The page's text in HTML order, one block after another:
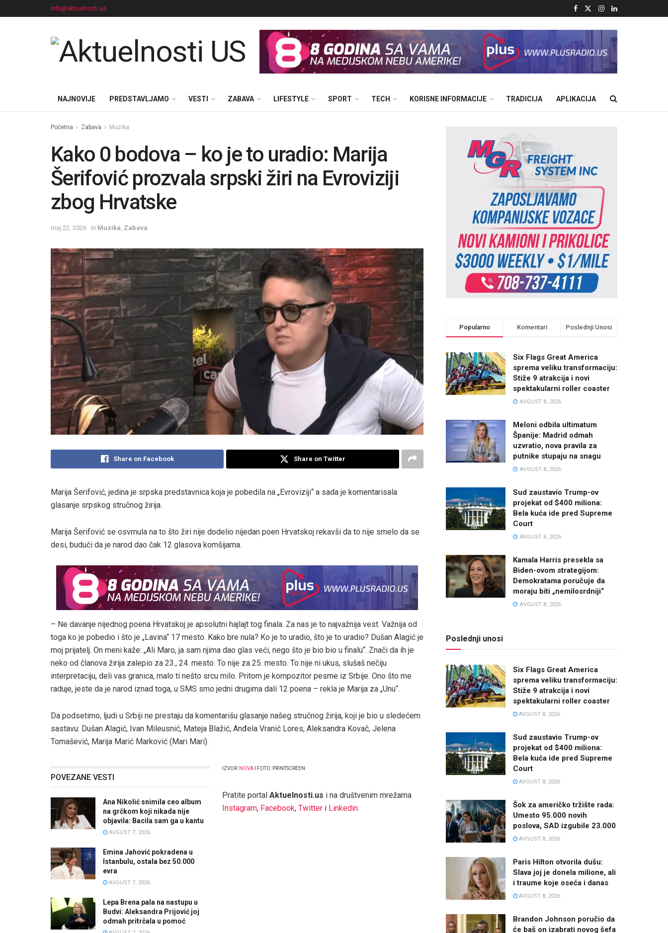
info@aktuelnosti.us
NAJNOVIJE PREDSTAVLJAMO VESTI ZABAVA LIFESTYLE SPORT TECH KORISNE INFORMACIJE TRADICIJA APLIKACIJA
Početna Zabava Muzika
Kako 0 bodova – ko je to uradio: Marija
Šerifović prozvala srpski žiri na Evroviziji
zbog Hrvatske
maj 22, 2026 in Muzika Zabava
Share on Facebook Share on Twitter
Marija Šerifović, jedina je srpska predstavnica koja je pobedila na „Evroviziji“ a sada je komentarisala
glasanje srpskog stručnog žirija.
Marija Šerifović se osvrnula na to što žiri nije dodelio nijedan poen Hrvatskoj rekavši da to nije smelo da se
desi, budući da je narod dao čak 12 glasova komšijama.
– Ne davanje nijednog poena Hrvatskoj je apsolutni hajlajt tog finala. Za nas je to najvažnija vest. Važnija od
toga ko je pobedio i što je „Lavina“ 17 mesto. Kako bre nula? Ko je to uradio, što je to uradio? Dušan Alagić je
moj prijatelj. On meni kaže: „Ali Maro, ja sam njima dao glas veći, nego što je bio bio u finalu“. Znači da ih je
neko od članova žirija zalepio za 23., 24. mesto. To nije za 25. mesto. To nije ni ukus, slušaš nečiju
interpretaciju, deli vas granica, malo ti nešto srcu milo. Pritom je kompozitor pesme iz Srbije. Ono što me
raduje, jeste da je narod iznad toga, u SMS smo jedni drugima dali 12 poena – rekla je Marija za „Unu“.
Da podsetimo, ljudi u Srbiji ne prestaju da komentarišu glasanje našeg stručnog žirija, koji je bio u sledećem
sastavu: Dušan Alagić, Ivan Mileusnić, Mateja Blažić, Anđela Vranić Lores, Aleksandra Kovač, Jelena
Tomašević, Marija Marić Marković (Mari Mari).
POVEZANE VESTI
Ana Nikolić snimila ceo album
na grčkom koji nikada nije
objavila: Bacila sam ga u kantu
AVGUST 7, 2026
Emina Jahović pokradena u
Istanbulu, ostala bez 50.000
evra
AVGUST 7, 2026
Lepa Brena pala na nastupu u
Budvi: Aleksandra Prijović joj
odmah pritrčala u pomoć
IZVOR: NOVA I FOTO: PRINTSCREEN
Pratite portal Aktuelnosti.us i na društvenim mrežama
Instagram, Facebook, Twitter i Linkedin.
Popularno Komentari Poslednji Unosi
Six Flags Great America
sprema veliku transformaciju:
Stiže 9 atrakcija i novi
spektakularni roller coaster
AVGUST 8, 2026
Meloni odbila ultimatum
Španije: Madrid odmah
uzvratio, nova pravila za
putnike stupaju na snagu
AVGUST 8, 2026
Sud zaustavio Trump-ov
projekat od $400 miliona:
Bela kuća ide pred Supreme
Court
AVGUST 8, 2026
Kamala Harris presekla sa
Biden-ovom strategijom:
Demokratama poručuje da
moraju biti „nemilosrdniji“
AVGUST 8, 2026
Poslednji unosi
Six Flags Great America
sprema veliku transformaciju:
Stiže 9 atrakcija i novi
spektakularni roller coaster
AVGUST 8, 2026
Sud zaustavio Trump-ov
projekat od $400 miliona:
Bela kuća ide pred Supreme
Court
AVGUST 8, 2026
Šok za američko tržište rada:
Umesto 95.000 novih
poslova, SAD izgubile 23.000
AVGUST 8, 2026
Paris Hilton otvorila dušu:
Slava joj je donela milione, ali
i traume koje oseća i danas
AVGUST 8, 2026
Brandon Johnson poručio da
će baš on izabrati novog šefa